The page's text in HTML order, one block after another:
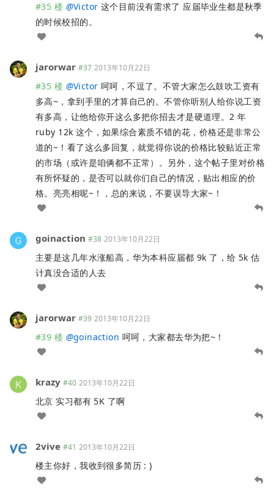
#35 楼 @Victor 这个目前没有需求了 应届毕业生都是秋季
的时候校招的。
jarorwar #37 2013年10月22日
#35 楼 @Victor 呵呵，不逗了。不管大家怎么鼓吹工资有
多高~，拿到手里的才算自己的。不管你听别人给你说工资
有多高，让他给你开这么多把你招去才是硬道理。2 年
ruby 12k 这个，如果综合素质不错的花，价格还是非常公
道的~！看了这么多回复，就觉得你说的价格比较贴近正常
的市场（或许是咱俩都不正常）。另外，这个帖子里对价格
有所怀疑的，是否可以就你们自己的情况，贴出相应的价
格。亮亮相呢~！，总的来说，不要误导大家~！
goinaction #38 2013年10月22日
主要是这几年水涨船高，华为本科应届都 9k 了，给 5k 估
计真没合适的人去
jarorwar #39 2013年10月22日
#39 楼 @goinaction 呵呵，大家都去华为把~！
krazy #40 2013年10月22日
北京 实习都有 5K 了啊
2vive #41 2013年10月22日
楼主你好，我收到很多简历 : )